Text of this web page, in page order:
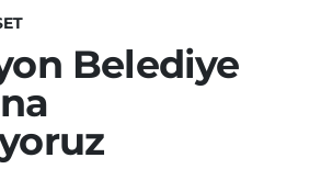
Belediye
Durumu ve Fikstür
Haberleri